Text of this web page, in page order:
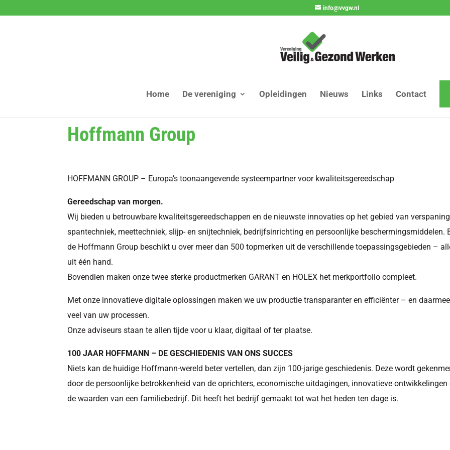
info@vvgw.nl
Home De vereniging Opleidingen Nieuws Links Contact
Hoffmann Group
HOFFMANN GROUP – Europa’s toonaangevende systeempartner voor kwaliteitsgereedschap
Gereedschap van morgen.
Wij bieden u betrouwbare kwaliteitsgereedschappen en de nieuwste innovaties op het gebied van
spantechniek, meettechniek, slijp- en snijtechniek, bedrijfsinrichting en persoonlijke beschermingsmiddelen.
de Hoffmann Group beschikt u over meer dan 500 topmerken uit de verschillende toepassingsgebieden –
uit één hand.
Bovendien maken onze twee sterke productmerken GARANT en HOLEX het merkportfolio compleet.
Met onze innovatieve digitale oplossingen maken we uw productie transparanter en efficiënter – en daarmee
veel van uw processen.
Onze adviseurs staan te allen tijde voor u klaar, digitaal of ter plaatse.
100 JAAR HOFFMANN – DE GESCHIEDENIS VAN ONS SUCCES
Niets kan de huidige Hoffmann-wereld beter vertellen, dan zijn 100-jarige geschiedenis. Deze wordt
door de persoonlijke betrokkenheid van de oprichters, economische uitdagingen, innovatieve ontwikkelingen
de waarden van een familiebedrijf. Dit heeft het bedrijf gemaakt tot wat het heden ten dage is.